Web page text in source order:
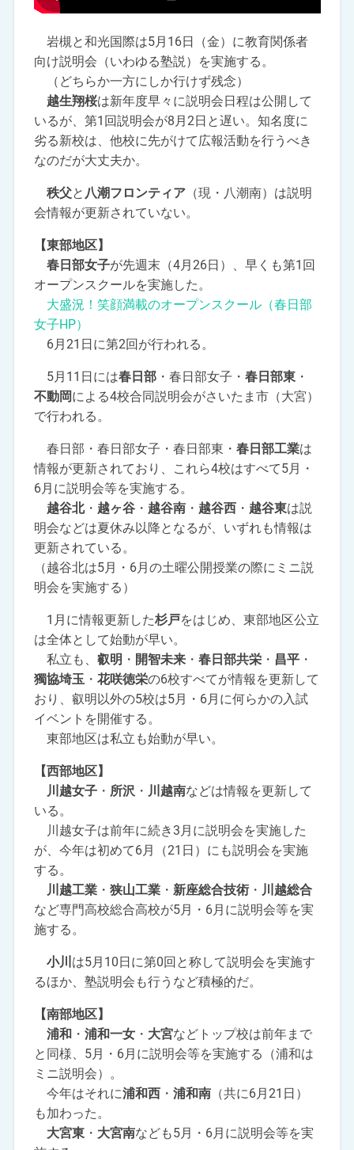
岩槻と和光国際は5月16日（金）に教育関係者
向け説明会（いわゆる塾説）を実施する。
（どちらか一方にしか行けず残念）
越生翔桜は新年度早々に説明会日程は公開して
いるが、第1回説明会が8月2日と遅い。知名度に
劣る新校は、他校に先がけて広報活動を行うべき
なのだが大丈夫か。
秩父と 八潮フロンティア（現・八潮南）は説明
会情報が更新されていない。
【東部地区】
春日部女子が先週末（4月26日）、早くも第1回
オープンスクールを実施した。
大盛況！笑顔満載のオープンスクール（春日部
女子HP）
6月21日に第2回が行われる。
5月11日には春日部・春日部女子・ 春日部東・
不動岡による4校合同説明会がさいたま市（大宮）
で行われる。
春日部・春日部女子・春日部東・ 春日部工業は
情報が更新されており、これら4校はすべて5月・
6月に説明会等を実施する。
越谷北・ 越ヶ谷・ 越谷南・ 越谷西・ 越谷東は説
明会などは夏休み以降となるが、いずれも情報は
更新されている。
（越谷北は5月・6月の土曜公開授業の際にミニ説
明会を実施する）
1月に情報更新した杉戸をはじめ、東部地区公立
は全体として始動が早い。
私立も、 叡明 ・ 開智未来・ 春日部共栄・ 昌平・
獨協埼玉・ 花咲徳栄の6校すべてが情報を更新して
おり、叡明以外の5校は5月・6月に何らかの入試
イベントを開催する。
東部地区は私立も始動が早い。
【西部地区】
川越女子・ 所沢・ 川越南などは情報を更新して
いる。
川越女子は前年に続き3月に説明会を実施した
が、今年は初めて6月（21日）にも説明会を実施
する。
川越工業・ 狭山工業・ 新座総合技術・ 川越総合
など専門高校総合高校が5月・6月に説明会等を実
施する。
小川 は5月10日に第0回と称して説明会を実施す
るほか、塾説明会も行うなど積極的だ。
【南部地区】
浦和・ 浦和一女・ 大宮などトップ校は前年まで
と同様、5月・6月に説明会等を実施する（浦和は
ミニ説明会）。
今年はそれに浦和西・ 浦和南（共に6月21日）
も加わった。
大宮東・ 大宮南なども5月・6月に説明会等を実